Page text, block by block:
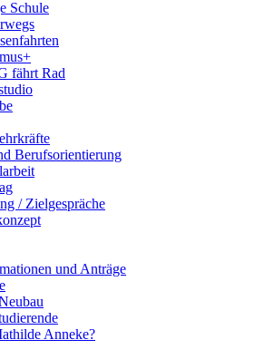
Schule
fährt Rad
Berufsorientierung
/ Zielgespräche
und Anträge
Anneke?